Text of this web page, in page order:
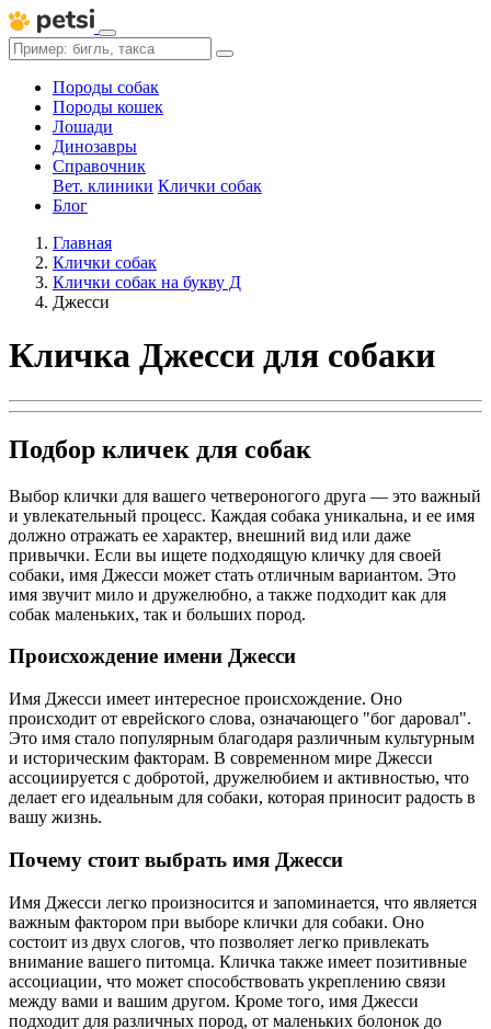
Породы собак
Породы кошек
Лошади
Динозавры
Справочник
Вет. клиники Клички собак
Блог
Главная
Клички собак
Клички собак на букву Д
Джесси
Кличка Джесси для собаки
Подбор кличек для собак
Выбор клички для вашего четвероногого друга — это важный
и увлекательный процесс. Каждая собака уникальна, и ее имя
должно отражать ее характер, внешний вид или даже
привычки. Если вы ищете подходящую кличку для своей
собаки, имя Джесси может стать отличным вариантом. Это
имя звучит мило и дружелюбно, а также подходит как для
собак маленьких, так и больших пород.
Происхождение имени Джесси
Имя Джесси имеет интересное происхождение. Оно
происходит от еврейского слова, означающего "бог даровал".
Это имя стало популярным благодаря различным культурным
и историческим факторам. В современном мире Джесси
ассоциируется с добротой, дружелюбием и активностью, что
делает его идеальным для собаки, которая приносит радость в
вашу жизнь.
Почему стоит выбрать имя Джесси
Имя Джесси легко произносится и запоминается, что является
важным фактором при выборе клички для собаки. Оно
состоит из двух слогов, что позволяет легко привлекать
внимание вашего питомца. Кличка также имеет позитивные
ассоциации, что может способствовать укреплению связи
между вами и вашим другом. Кроме того, имя Джесси
подходит для различных пород, от маленьких болонок до